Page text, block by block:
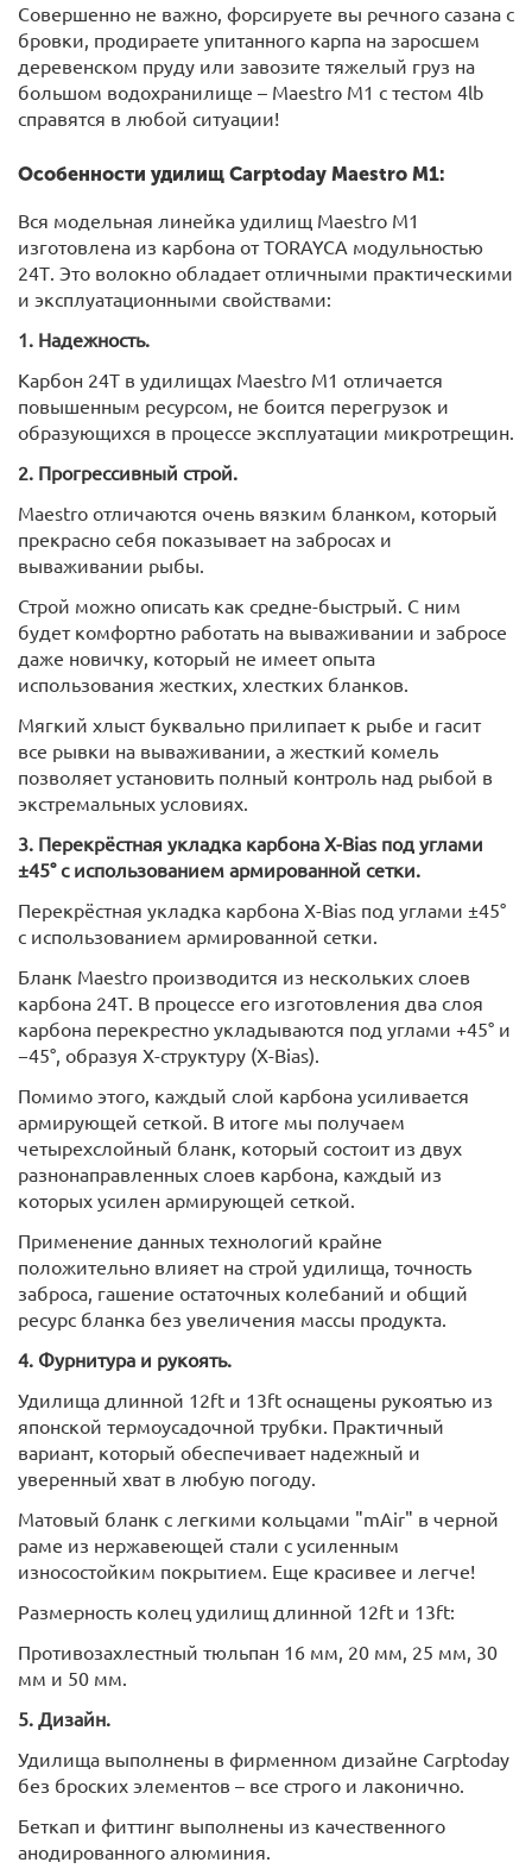
Совершенно не важно, форсируете вы речного сазана с
бровки, продираете упитанного карпа на заросшем
деревенском пруду или завозите тяжелый груз на
большом водохранилище – Maestro M1 с тестом 4lb
справятся в любой ситуации!
Особенности удилищ Carptoday Maestro M1:
Вся модельная линейка удилищ Maestro M1
изготовлена из карбона от TORAYCA модульностью
24Т. Это волокно обладает отличными практическими
и эксплуатационными свойствами:
1. Надежность.
Карбон 24Т в удилищах Maestro M1 отличается
повышенным ресурсом, не боится перегрузок и
образующихся в процессе эксплуатации микротрещин.
2. Прогрессивный строй.
Maestro отличаются очень вязким бланком, который
прекрасно себя показывает на забросах и
вываживании рыбы.
Строй можно описать как средне-быстрый. С ним
будет комфортно работать на вываживании и забросе
даже новичку, который не имеет опыта
использования жестких, хлестких бланков.
Мягкий хлыст буквально прилипает к рыбе и гасит
все рывки на вываживании, а жесткий комель
позволяет установить полный контроль над рыбой в
экстремальных условиях.
3. Перекрёстная укладка карбона X-Bias под углами
±45° с использованием армированной сетки.
Перекрёстная укладка карбона X-Bias под углами ±45°
с использованием армированной сетки.
Бланк Maestro производится из нескольких слоев
карбона 24Т. В процессе его изготовления два слоя
карбона перекрестно укладываются под углами +45° и
−45°, образуя Х-структуру (X-Bias).
Помимо этого, каждый слой карбона усиливается
армирующей сеткой. В итоге мы получаем
четырехслойный бланк, который состоит из двух
разнонаправленных слоев карбона, каждый из
которых усилен армирующей сеткой.
Применение данных технологий крайне
положительно влияет на строй удилища, точность
заброса, гашение остаточных колебаний и общий
ресурс бланка без увеличения массы продукта.
4. Фурнитура и рукоять.
Удилища длинной 12ft и 13ft оснащены рукоятью из
японской термоусадочной трубки. Практичный
вариант, который обеспечивает надежный и
уверенный хват в любую погоду.
Матовый бланк с легкими кольцами "mAir" в черной
раме из нержавеющей стали с усиленным
износостойким покрытием. Еще красивее и легче!
Размерность колец удилищ длинной 12ft и 13ft:
Противозахлестный тюльпан 16 мм, 20 мм, 25 мм, 30
мм и 50 мм.
5. Дизайн.
Удилища выполнены в фирменном дизайне Carptoday
без броских элементов – все строго и лаконично.
Беткап и фиттинг выполнены из качественного
анодированного алюминия.